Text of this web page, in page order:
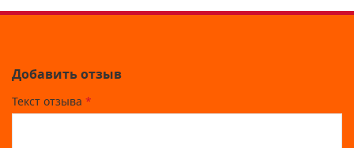
Добавить отзыв
Текст отзыва *